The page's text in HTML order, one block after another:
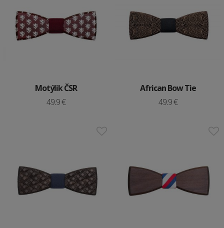
Motýlik ČSR
49.9 €
African Bow Tie
49.9 €